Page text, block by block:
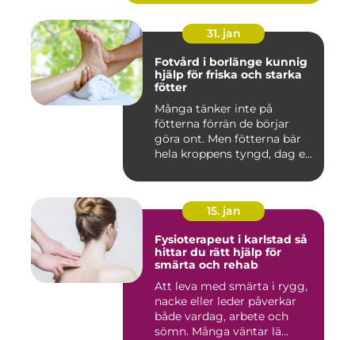
31. jan
Fotvård i borlänge kunnig
hjälp för friska och starka
fötter
Många tänker inte på
fötterna förrän de börjar
göra ont. Men fötterna bär
hela kroppens tyngd, dag e...
15. jan
Fysioterapeut i karlstad så
hittar du rätt hjälp för
smärta och rehab
Att leva med smärta i rygg,
nacke eller leder påverkar
både vardag, arbete och
sömn. Många väntar lä...